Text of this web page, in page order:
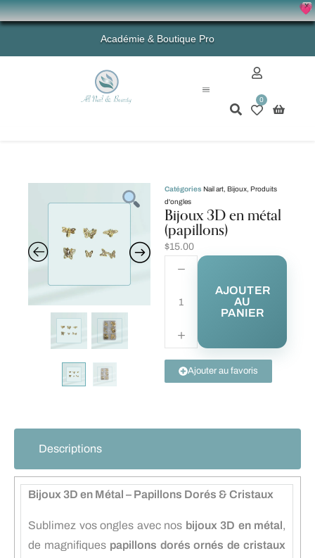
X
💗 -
Académie & Boutique Pro
0
Catégories Nail art Bijoux Produits
d'ongles
Bijoux 3D en métal
(papillons)
$15.00
AJOUTER
AU
PANIER
Ajouter au favoris
Descriptions
Bijoux 3D en Métal – Papillons Dorés & Cristaux
Sublimez vos ongles avec nos bijoux 3D en métal,
de magnifiques papillons dorés ornés de cristaux